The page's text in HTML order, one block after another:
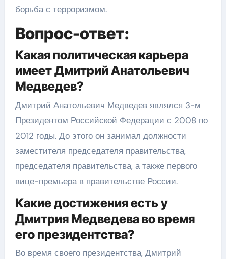
борьба с терроризмом.
Вопрос-ответ:
Какая политическая карьера
имеет Дмитрий Анатольевич
Медведев?
Дмитрий Анатольевич Медведев являлся 3-м
Президентом Российской Федерации с 2008 по
2012 годы. До этого он занимал должности
заместителя председателя правительства,
председателя правительства, а также первого
вице-премьера в правительстве России.
Какие достижения есть у
Дмитрия Медведева во время
его президентства?
Во время своего президентства, Дмитрий